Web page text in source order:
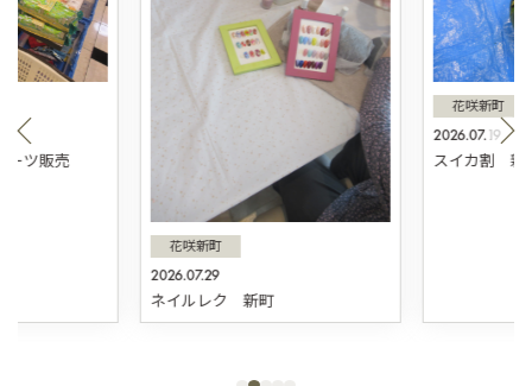
ーツ販売
2026.07.29
花咲新町
ネイルレク 新町
2026.07.19
花咲新町
スイカ割 新